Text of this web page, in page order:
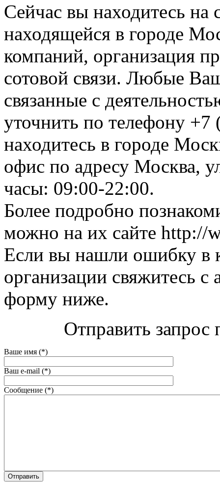
Сейчас вы находитесь на
находящейся в городе
компаний, организация
сотовой связи. Любые
связанные с
уточнить по телефону
находитесь в городе
офис по адресу Москва,
часы: 09:00-22:00.
Более подробно
можно на их сайте http://
Если вы нашли ошибку в
организации свяжитесь
форму ниже.
Отправить запрос
Ваше имя (*)
Ваш e-mail (*)
Сообщение (*)